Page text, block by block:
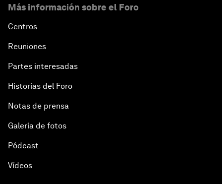
Más información sobre el Foro
Centros
Reuniones
Partes interesadas
Historias del Foro
Notas de prensa
Galería de fotos
Pódcast
Vídeos